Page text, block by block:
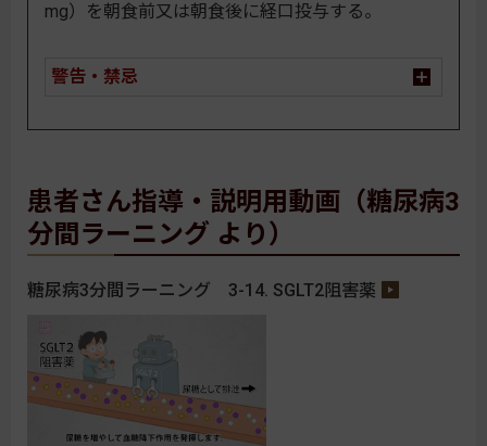
mg）を朝食前又は朝食後に経口投与する。
警告・禁忌
患者さん指導・説明用動画（糖尿病3
分間ラーニング より）
糖尿病3分間ラーニング 3-14. SGLT2阻害薬